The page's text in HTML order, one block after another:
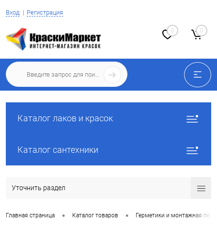
Вход Регистрация
0 0
Каталог лаков и красок
Каталог сантехники
Уточнить раздел
Главная страница • Каталог товаров • Герметики и монтажная пена